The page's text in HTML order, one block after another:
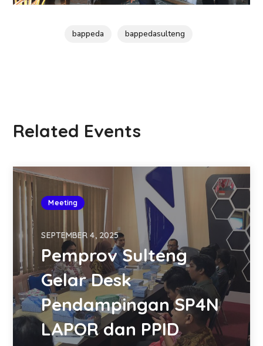
bappeda bappedasulteng
Related Events
Meeting
SEPTEMBER 4, 2025
Pemprov Sulteng
Gelar Desk
Pendampingan SP4N
LAPOR dan PPID